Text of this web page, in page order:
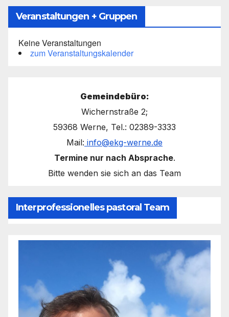
Veranstaltungen + Gruppen
Keine Veranstaltungen
zum Veranstaltungskalender
Gemeindebüro:
Wichernstraße 2;
59368 Werne, Tel.: 02389-3333
Mail: info@ekg-werne.de
Termine nur nach Absprache.
Bitte wenden sie sich an das Team
Interprofessionelles pastoral Team